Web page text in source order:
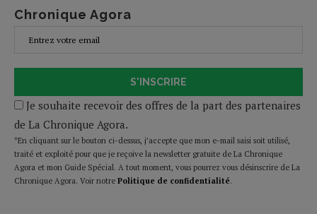
Chronique Agora
S'INSCRIRE
Je souhaite recevoir des offres de la part des partenaires
de La Chronique Agora.
*En cliquant sur le bouton ci-dessus, j’accepte que mon e-mail saisi soit utilisé,
traité et exploité pour que je reçoive la newsletter gratuite de La Chronique
Agora et mon Guide Spécial. A tout moment, vous pourrez vous désinscrire de La
Chronique Agora. Voir notre Politique de confidentialité.